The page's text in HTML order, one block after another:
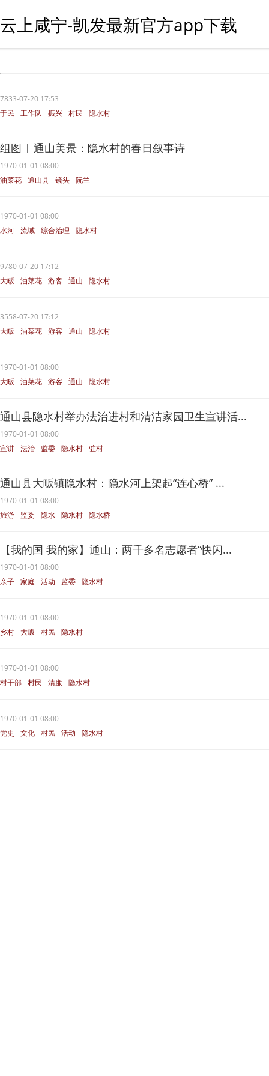
云上咸宁-凯发最新官方app下载
7833-07-20 17:53
于民
工作队 振兴 村民 隐水村
组图 | 通山美景：隐水村的春日叙事诗
1970-01-01 08:00
油菜花 通山县 镜头 阮兰
1970-01-01 08:00
水河 流域 综合治理 隐水村
9780-07-20 17:12
大畈
油菜花 游客 通山 隐水村
3558-07-20 17:12
大畈
油菜花 游客 通山 隐水村
1970-01-01 08:00
大畈
油菜花 游客 通山 隐水村
通山县隐水村举办法治进村和清洁家园卫生宣讲活...
1970-01-01 08:00
宣讲 法治 监委 隐水村 驻村
通山县大畈镇隐水村：隐水河上架起“连心桥” ...
1970-01-01 08:00
旅游
监委 隐水 隐水村 隐水桥
【我的国 我的家】通山：两千多名志愿者“快闪...
1970-01-01 08:00
亲子 家庭 活动 监委 隐水村
1970-01-01 08:00
乡村 大畈 村民 隐水村
1970-01-01 08:00
村干部 村民 清廉 隐水村
1970-01-01 08:00
党史
文化 村民 活动 隐水村